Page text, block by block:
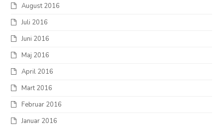
August 2016
Juli 2016
Juni 2016
Maj 2016
April 2016
Mart 2016
Februar 2016
Januar 2016